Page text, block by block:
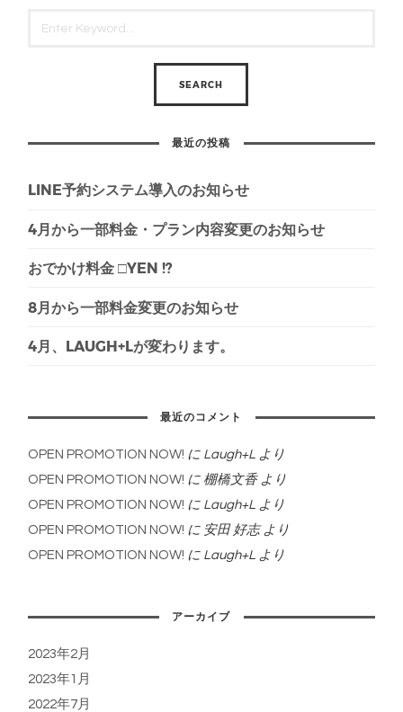
最近の投稿
LINE予約システム導入のお知らせ
4月から一部料金・プラン内容変更のお知らせ
おでかけ料金 □YEN !?
8月から一部料金変更のお知らせ
4月、LAUGH+Lが変わります。
最近のコメント
OPEN PROMOTION NOW! に Laugh+L より
OPEN PROMOTION NOW! に 棚橋文香より
OPEN PROMOTION NOW! に Laugh+L より
OPEN PROMOTION NOW! に 安田 好志より
OPEN PROMOTION NOW! に Laugh+L より
アーカイブ
2023年2月
2023年1月
2022年7月